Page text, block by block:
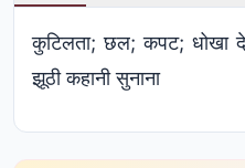
कुटिलता; छल; कपट; धोखा
झूठी कहानी सुनाना